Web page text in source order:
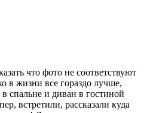
что фото не соответствуют
в жизни все гораздо лучше,
спальне и диван в гостиной
встретили, рассказали куда